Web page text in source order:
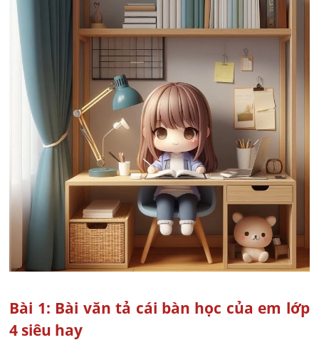
Bài 1: Bài văn tả cái bàn học của em lớp
4 siêu hay